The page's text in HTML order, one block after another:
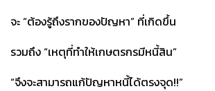
จะ “ต้องรู้ถึงรากของปัญหา” ที่เกิดขึ้น
รวมถึง “เหตุที่ทำให้เกษตรกรมีหนี้สิน”
“จึงจะสามารถแก้ปัญหาหนี้ได้ตรงจุด!!”